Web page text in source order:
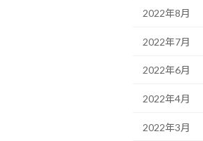
2022年8月
2022年7月
2022年6月
2022年4月
2022年3月